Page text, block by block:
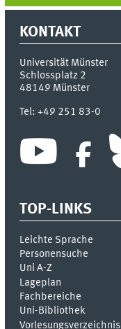
KONTAKT
Universität Münster
Schlossplatz 2
48149 Münster
Tel:+49 251 83-0
TOP-LINKS
Leichte Sprache
Personensuche
Uni A-Z
Lageplan
Fachbereiche
Uni-Bi­bli­o­thek
Vor­le­sungs­ver­zeich­nis